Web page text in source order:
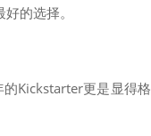
的选择。
Kickstarter更是显得